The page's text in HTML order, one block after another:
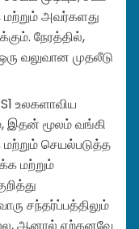
மற்றும் அவர்களது
நேரத்தில்,
வலுவான முதலீடு
உலகளாவிய
இதன் மூலம் வங்கி
செயல்படுத்த
மற்றும்
சந்தர்ப்பத்திலும்
ஆனால் ஏற்கனவே